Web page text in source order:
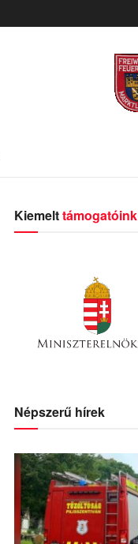
Kiemelttámogatóink
Népszerű hírek